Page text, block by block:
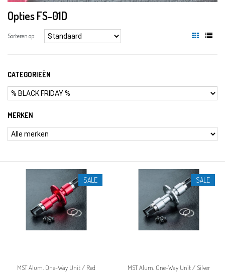
Opties FS-01D
Sorteren op:
CATEGORIEËN
MERKEN
SALE
MST Alum. One-Way Unit / Red
SALE
MST Alum. One-Way Unit / Silver